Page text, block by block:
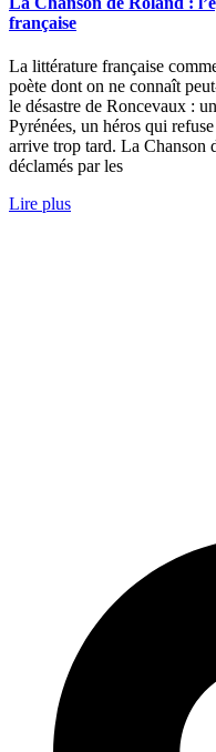
française
La littérature française
poète dont on ne connaît
le désastre de Roncevaux :
Pyrénées, un héros qui
arrive trop tard. La Chanson
déclamés par les
Lire plus